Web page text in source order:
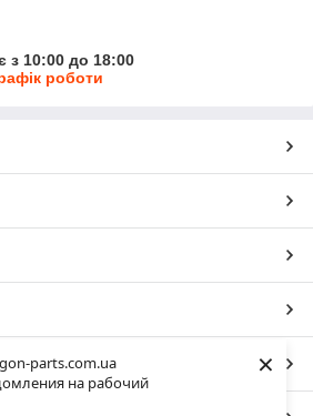
parts.com.ua
на рабочий
×
з 10:00 до 18:00
роботи